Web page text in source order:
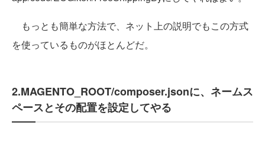
もっとも簡単な方法で、ネット上の説明でもこの方式
を使っているものがほとんどだ。
2.MAGENTO_ROOT/composer.jsonに、ネームス
ペースとその配置を設定してやる